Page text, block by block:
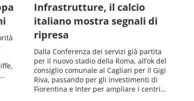
Infrastrutture, il calcio
italiano mostra segnali di
ripresa
Dalla Conferenza dei servizi già partita
per il nuovo stadio della Roma, all’ok del
consiglio comunale al Cagliari per il Gigi
Riva, passando per gli investimenti di
Fiorentina e Inter per ampliare i centri…